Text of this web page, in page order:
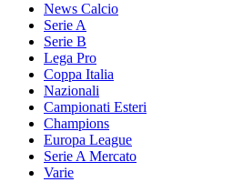
News Calcio
Serie A
Serie B
Lega Pro
Coppa Italia
Nazionali
Campionati Esteri
Champions
Europa League
Serie A Mercato
Varie